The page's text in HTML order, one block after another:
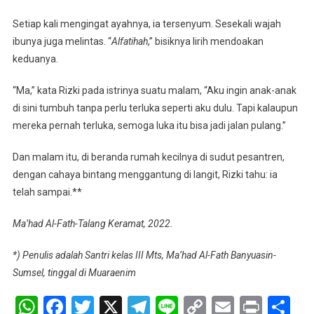
Setiap kali mengingat ayahnya, ia tersenyum. Sesekali wajah
ibunya juga melintas. “Alfatihah,” bisiknya lirih mendoakan
keduanya.
“Ma,” kata Rizki pada istrinya suatu malam, “Aku ingin anak-anak
di sini tumbuh tanpa perlu terluka seperti aku dulu. Tapi kalaupun
mereka pernah terluka, semoga luka itu bisa jadi jalan pulang.”
Dan malam itu, di beranda rumah kecilnya di sudut pesantren,
dengan cahaya bintang menggantung di langit, Rizki tahu: ia
telah sampai.**
Ma’had Al-Fath-Talang Keramat, 2022.
*) Penulis adalah Santri kelas III Mts, Ma’had Al-Fath Banyuasin-
Sumsel, tinggal di Muaraenim
WhatsApp
Facebook
Twitter
X Telegram
LineCopyEmail
Print